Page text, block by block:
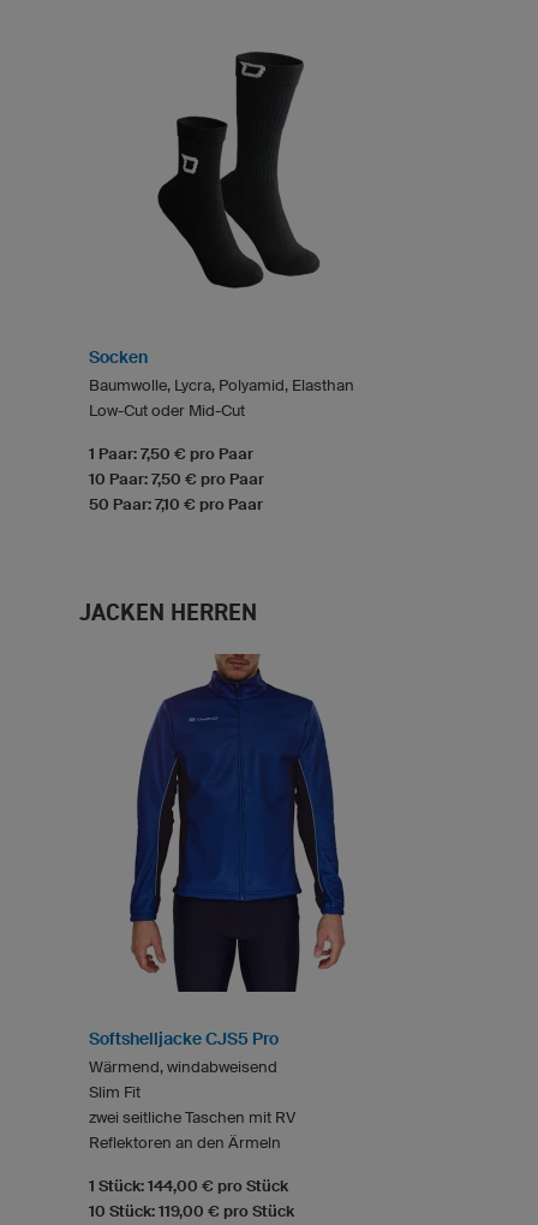
Socken
Baumwolle, Lycra, Polyamid, Elasthan
Low-Cut oder Mid-Cut
1 Paar: 7,50 € pro Paar
10 Paar: 7,50 € pro Paar
50 Paar: 7,10 € pro Paar
JACKEN HERREN
Softshelljacke CJS5 Pro
Wärmend, windabweisend
Slim Fit
zwei seitliche Taschen mit RV
Reflektoren an den Ärmeln
1 Stück: 144,00 € pro Stück
10 Stück: 119,00 € pro Stück